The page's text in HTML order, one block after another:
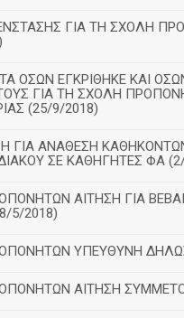
ΓΙΑ ΤΗ ΣΧΟΛΗ
ΟΣΩΝ ΕΓΚΡΙΘΗΚΕ ΚΑΙ
ΓΙΑ ΤΗ ΣΧΟΛΗ
(25/9/2018)
ΓΙΑ ΑΝΑΘΕΣΗ
ΣΕ ΚΑΘΗΓΗΤΕΣ ΦΑ
ΑΙΤΗΣΗ ΓΙΑ
5/2018)
ΥΠΕΥΘΥΝΗ
ΑΙΤΗΣΗ